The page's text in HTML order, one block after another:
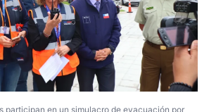
participan en un simulacro de evacuación por